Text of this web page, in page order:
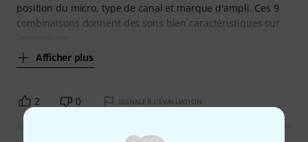
position du micro, type de canal et marque d'ampli. Ces 9
combinaisons donnent des sons bien caractéristiques sur
Afficher plus
2 0 SIGNALER L'ÉVALUATION